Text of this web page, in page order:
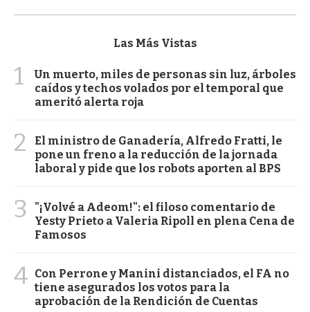
Las Más Vistas
1
Un muerto, miles de personas sin luz, árboles
caídos y techos volados por el temporal que
ameritó alerta roja
2
El ministro de Ganadería, Alfredo Fratti, le
pone un freno a la reducción de la jornada
laboral y pide que los robots aporten al BPS
3
"¡Volvé a Adeom!": el filoso comentario de
Yesty Prieto a Valeria Ripoll en plena Cena de
Famosos
4 Con Perrone y Manini distanciados, el FA no
tiene asegurados los votos para la
aprobación de la Rendición de Cuentas